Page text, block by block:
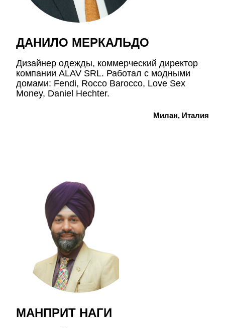
ДАНИЛО МЕРКАЛЬДО
Дизайнер одежды, коммерческий директор
компании ALAV SRL. Работал с модными
домами: Fendi, Rocco Barocco, Love Sex
Money, Daniel Hechter.
Милан, Италия
МАНПРИТ НАГИ